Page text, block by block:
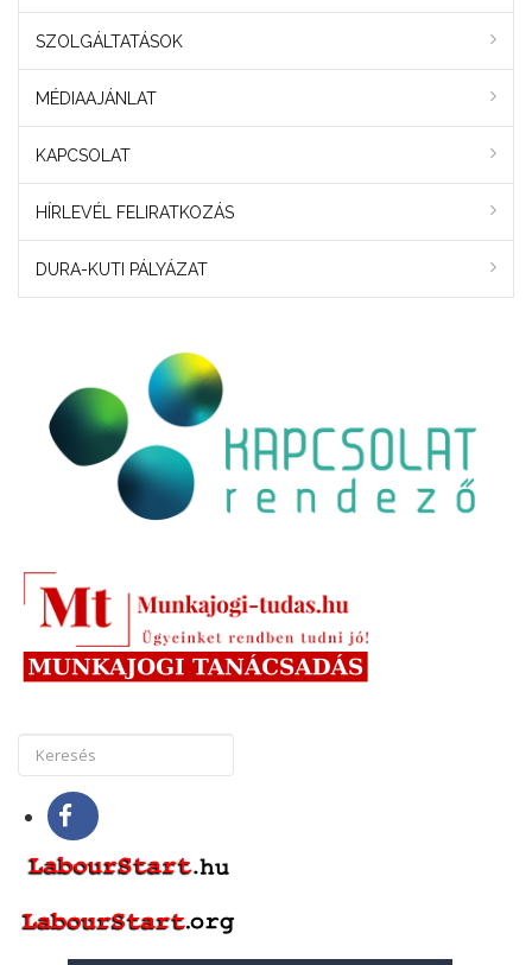
SZOLGÁLTATÁSOK
MÉDIAAJÁNLAT
KAPCSOLAT
HÍRLEVÉL FELIRATKOZÁS
DURA-KUTI PÁLYÁZAT